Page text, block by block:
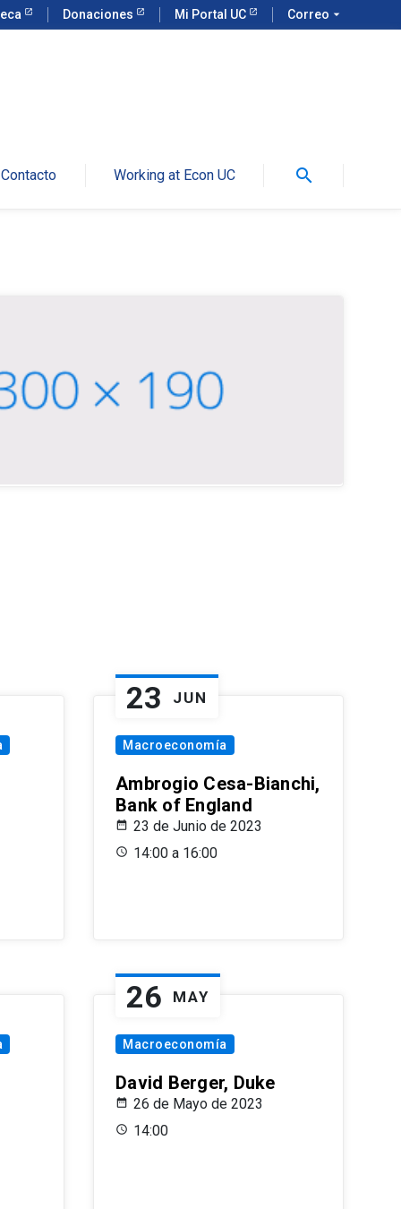
Donaciones Mi Portal UC Correo arrow_drop_down
Contacto Working at Econ UC search
23 JUN
Macroeconomía
Ambrogio Cesa-Bianchi,
Bank of England
23 de Junio de 2023
14:00 a 16:00
26 MAY
Macroeconomía
David Berger, Duke
26 de Mayo de 2023
14:00